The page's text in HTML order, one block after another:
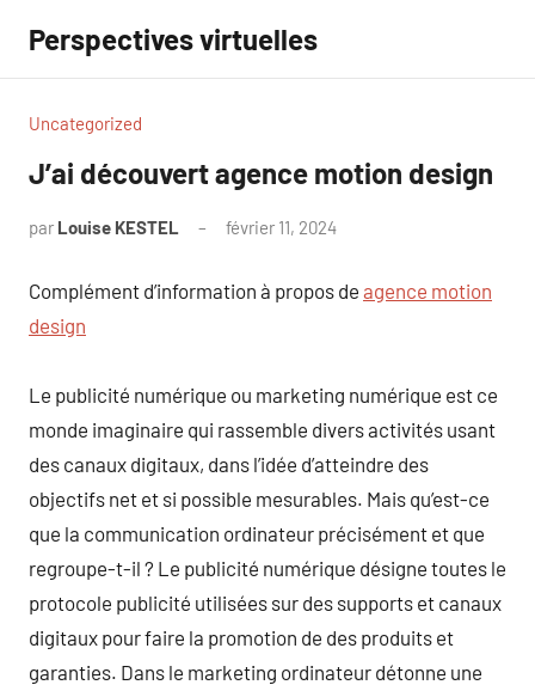
contenu
Perspectives virtuelles
Uncategorized
J’ai découvert agence motion design
par Louise KESTEL février 11, 2024
Complément d’information à propos de agence motion
design
Le publicité numérique ou marketing numérique est ce
monde imaginaire qui rassemble divers activités usant
des canaux digitaux, dans l’idée d’atteindre des
objectifs net et si possible mesurables. Mais qu’est-ce
que la communication ordinateur précisément et que
regroupe-t-il ? Le publicité numérique désigne toutes le
protocole publicité utilisées sur des supports et canaux
digitaux pour faire la promotion de des produits et
garanties. Dans le marketing ordinateur détonne une